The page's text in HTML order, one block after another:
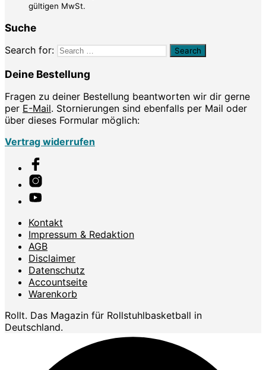
gültigen MwSt.
Suche
Search for:
Deine Bestellung
Fragen zu deiner Bestellung beantworten wir dir gerne
per E-Mail. Stornierungen sind ebenfalls per Mail oder
über dieses Formular möglich:
Vertrag widerrufen
Kontakt
Impressum & Redaktion
AGB
Disclaimer
Datenschutz
Accountseite
Warenkorb
Rollt. Das Magazin für Rollstuhlbasketball in
Deutschland.